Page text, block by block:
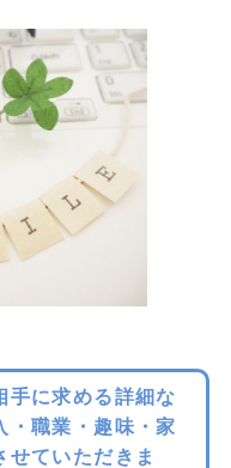
手に求める詳細な
・職業・趣味・家
せていただきま